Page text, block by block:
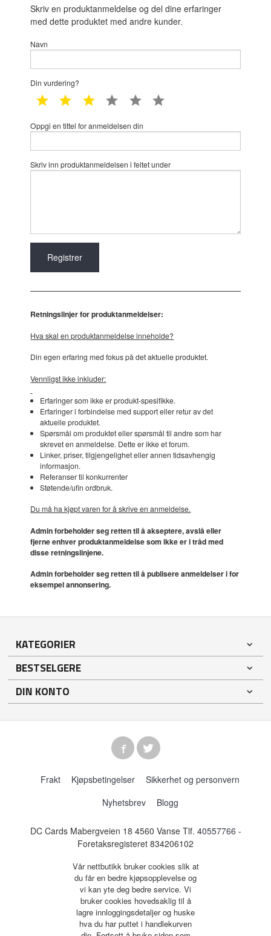
Skriv en produktanmeldelse og del dine erfaringer
med dette produktet med andre kunder.
Navn
Din vurdering?
1 star 2 star 3 star 4 star 5 star
Oppgi en tittel for anmeldelsen din
Skriv inn produktanmeldelsen i feltet under
Retningslinjer for produktanmeldelser:
Hva skal en produktanmeldelse inneholde?
Din egen erfaring med fokus på det aktuelle produktet.
Vennligst ikke inkluder:
Erfaringer som ikke er produkt-spesifikke.
Erfaringer i forbindelse med support eller retur av det
aktuelle produktet.
Spørsmål om produktet eller spørsmål til andre som har
skrevet en anmeldelse. Dette er ikke et forum.
Linker, priser, tilgjengelighet eller annen tidsavhengig
informasjon.
Referanser til konkurrenter
Støtende/ufin ordbruk.
Du må ha kjøpt varen for å skrive en anmeldelse.
Admin forbeholder seg retten til å akseptere, avslå eller
fjerne enhver produktanmeldelse som ikke er i tråd med
disse retningslinjene.
Admin forbeholder seg retten til å publisere anmeldelser i for
eksempel annonsering.
KATEGORIER
BESTSELGERE
DIN KONTO
Frakt Kjøpsbetingelser
Sikkerhet og personvern
Nyhetsbrev
Blogg
DC Cards Mabergveien 18 4560 Vanse Tlf. 40557766 -
Foretaksregisteret 834206102
Vår nettbutikk bruker cookies slik at
du får en bedre kjøpsopplevelse og
vi kan yte deg bedre service. Vi
bruker cookies hovedsaklig til å
lagre innloggingsdetaljer og huske
hva du har puttet i handlekurven